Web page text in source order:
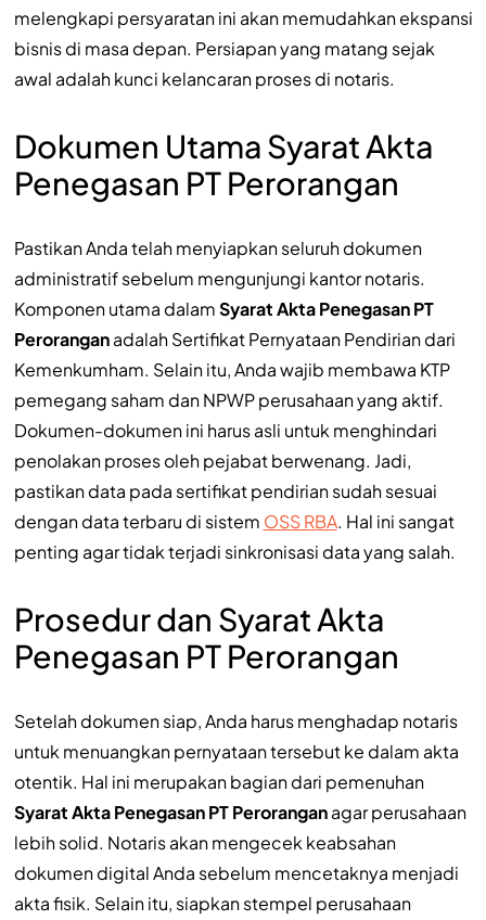
melengkapi persyaratan ini akan memudahkan ekspansi
bisnis di masa depan. Persiapan yang matang sejak
awal adalah kunci kelancaran proses di notaris.
Dokumen Utama Syarat Akta
Penegasan PT Perorangan
Pastikan Anda telah menyiapkan seluruh dokumen
administratif sebelum mengunjungi kantor notaris.
Komponen utama dalamSyarat Akta Penegasan PT
Peroranganadalah Sertifikat Pernyataan Pendirian dari
Kemenkumham. Selain itu, Anda wajib membawa KTP
pemegang saham dan NPWP perusahaan yang aktif.
Dokumen-dokumen ini harus asli untuk menghindari
penolakan proses oleh pejabat berwenang. Jadi,
pastikan data pada sertifikat pendirian sudah sesuai
dengan data terbaru di sistem OSS RBA. Hal ini sangat
penting agar tidak terjadi sinkronisasi data yang salah.
Prosedur dan Syarat Akta
Penegasan PT Perorangan
Setelah dokumen siap, Anda harus menghadap notaris
untuk menuangkan pernyataan tersebut ke dalam akta
otentik. Hal ini merupakan bagian dari pemenuhan
Syarat Akta Penegasan PT Peroranganagar perusahaan
lebih solid. Notaris akan mengecek keabsahan
dokumen digital Anda sebelum mencetaknya menjadi
akta fisik. Selain itu, siapkan stempel perusahaan